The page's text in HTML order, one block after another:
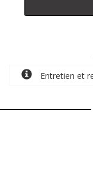
Entretien et